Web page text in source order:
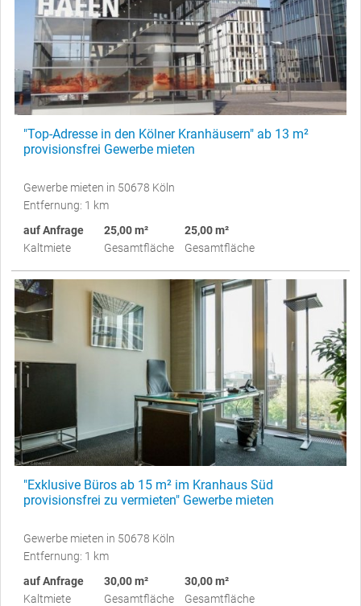
"Top-Adresse in den Kölner Kranhäusern" ab 13 m²
provisionsfrei Gewerbe mieten
Gewerbe mieten in 50678 Köln
Entfernung: 1 km
auf Anfrage
Kaltmiete
25,00 m²
Gesamtfläche
25,00 m²
Gesamtfläche
"Exklusive Büros ab 15 m² im Kranhaus Süd
provisionsfrei zu vermieten" Gewerbe mieten
Gewerbe mieten in 50678 Köln
Entfernung: 1 km
auf Anfrage
Kaltmiete
30,00 m²
Gesamtfläche
30,00 m²
Gesamtfläche